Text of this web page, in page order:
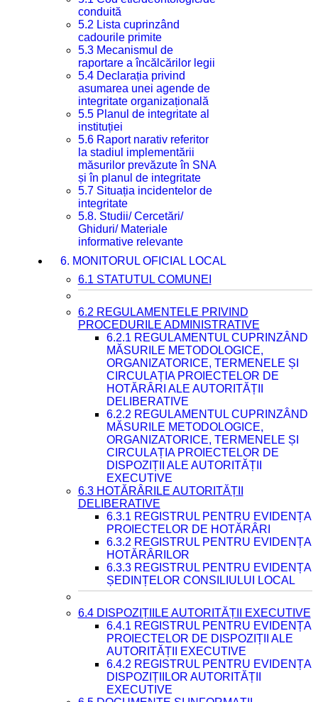
conduită
5.2 Lista cuprinzând
cadourile primite
5.3 Mecanismul de
raportare a încălcărilor legii
5.4 Declarația privind
asumarea unei agende de
integritate organizațională
5.5 Planul de integritate al
instituției
5.6 Raport narativ referitor
la stadiul implementării
măsurilor prevăzute în SNA
și în planul de integritate
5.7 Situația incidentelor de
integritate
5.8. Studii/ Cercetări/
Ghiduri/ Materiale
informative relevante
6. MONITORUL OFICIAL LOCAL
6.1 STATUTUL COMUNEI
6.2 REGULAMENTELE PRIVIND
PROCEDURILE ADMINISTRATIVE
6.2.1 REGULAMENTUL CUPRINZÂND
MĂSURILE METODOLOGICE,
ORGANIZATORICE, TERMENELE ȘI
CIRCULAȚIA PROIECTELOR DE
HOTĂRÂRI ALE AUTORITĂȚII
DELIBERATIVE
6.2.2 REGULAMENTUL CUPRINZÂND
MĂSURILE METODOLOGICE,
ORGANIZATORICE, TERMENELE ȘI
CIRCULAȚIA PROIECTELOR DE
DISPOZIȚII ALE AUTORITĂȚII
EXECUTIVE
6.3 HOTĂRÂRILE AUTORITĂȚII
DELIBERATIVE
6.3.1 REGISTRUL PENTRU EVIDENȚA
PROIECTELOR DE HOTĂRÂRI
6.3.2 REGISTRUL PENTRU EVIDENȚA
HOTĂRÂRILOR
6.3.3 REGISTRUL PENTRU EVIDENȚA
ȘEDINȚELOR CONSILIULUI LOCAL
6.4 DISPOZIȚIILE AUTORITĂȚII EXECUTIVE
6.4.1 REGISTRUL PENTRU EVIDENȚA
PROIECTELOR DE DISPOZIȚII ALE
AUTORITĂȚII EXECUTIVE
6.4.2 REGISTRUL PENTRU EVIDENȚA
DISPOZIȚIILOR AUTORITĂȚII
EXECUTIVE